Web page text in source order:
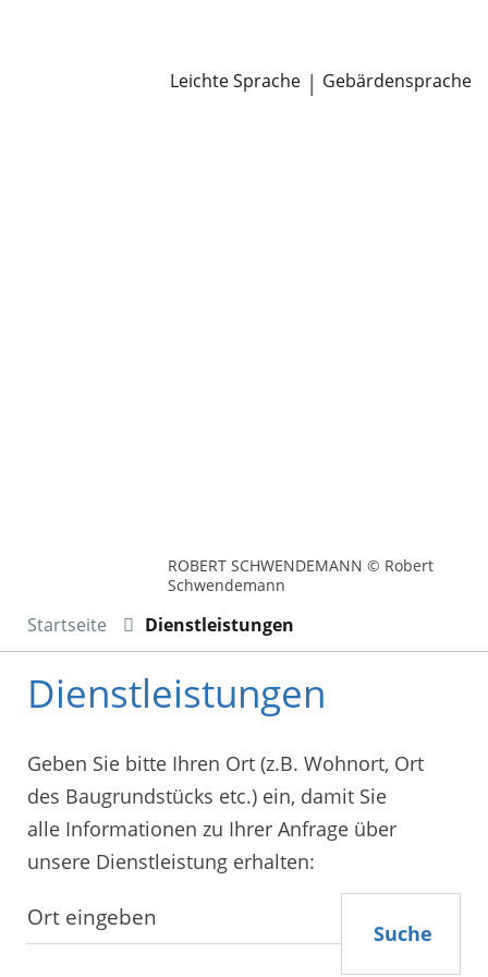
Leichte Sprache | Gebärdensprache
ROBERT SCHWENDEMANN © Robert
Schwendemann
Startseite Dienstleistungen
Dienstleistungen
Geben Sie bitte Ihren Ort (z.B. Wohnort, Ort
des Baugrundstücks etc.) ein, damit Sie
alle Informationen zu Ihrer Anfrage über
unsere Dienstleistung erhalten:
Suche